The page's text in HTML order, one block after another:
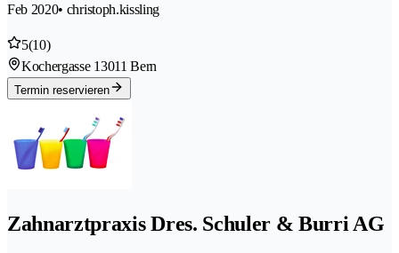
Feb 2020• christoph.kissling
5(10)
Kochergasse 13011 Bern
Termin reservieren
Zahnarztpraxis Dres. Schuler & Burri AG